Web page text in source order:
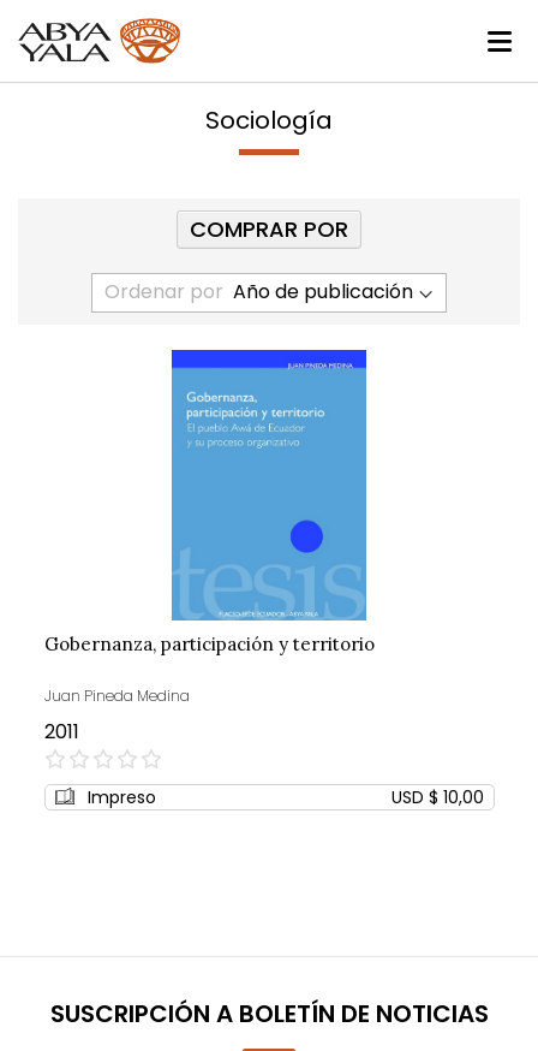
Sociología
Ordenar por
Gobernanza, participación y territorio
Juan Pineda Medina
2011
0%
Impreso USD $ 10,00
COMPRAR POR
SUSCRIPCIÓN A BOLETÍN DE NOTICIAS